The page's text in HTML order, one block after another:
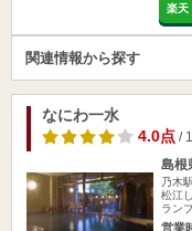
楽天
関連情報から探す
なにわ一水
4.0点/
島根
乃木
松江
ラン
営業